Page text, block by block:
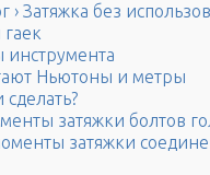
› Затяжка без
Ньютоны и метры
сделать?
затяжки болтов
затяжки